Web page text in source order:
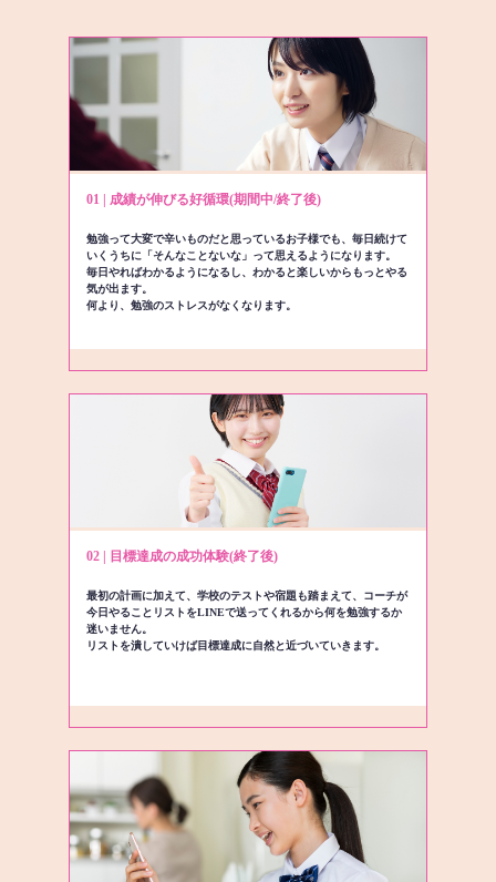
01 | 成績が伸びる好循環(期間中/終了後)
勉強って大変で辛いものだと思っているお子様でも、毎日続けて
いくうちに「そんなことないな」って思えるようになります。
毎日やればわかるようになるし、わかると楽しいからもっとやる
気が出ます。
何より、勉強のストレスがなくなります。
02 | 目標達成の成功体験(終了後)
最初の計画に加えて、学校のテストや宿題も踏まえて、コーチが
今日やることリストをLINEで送ってくれるから何を勉強するか
迷いません。
リストを潰していけば目標達成に自然と近づいていきます。